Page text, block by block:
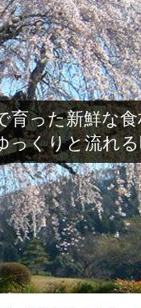
育った新鮮な
っくりと流れ